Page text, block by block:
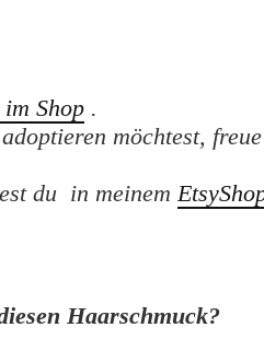
Shop .
möchtest,
du in meinem
Haarschmuck?